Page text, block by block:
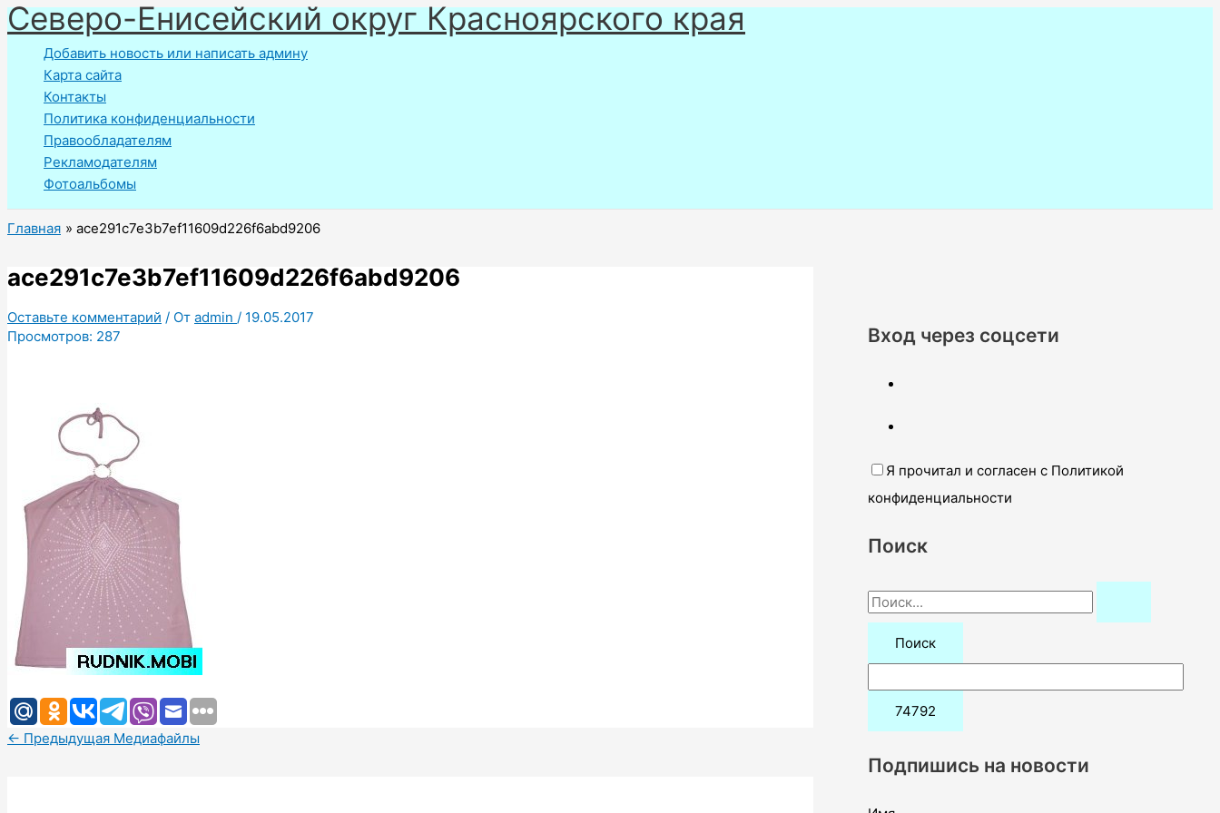
Перейти
к
содержимому
Северо-Енисейский округ Красноярского края
Добавить новость или написать админу
Карта сайта
Контакты
Политика конфиденциальности
Правообладателям
Рекламодателям
Фотоальбомы
Главная ace291c7e3b7ef11609d226f6abd9206
ace291c7e3b7ef11609d226f6abd9206
Оставьте комментарий / От admin / 19.05.2017
Просмотров: 287
← Предыдущая Медиафайлы
Вход через соцсети
Я прочитал и согласен с Политикой
конфиденциальности
Поиск
П
о
:
Подпишись на новости